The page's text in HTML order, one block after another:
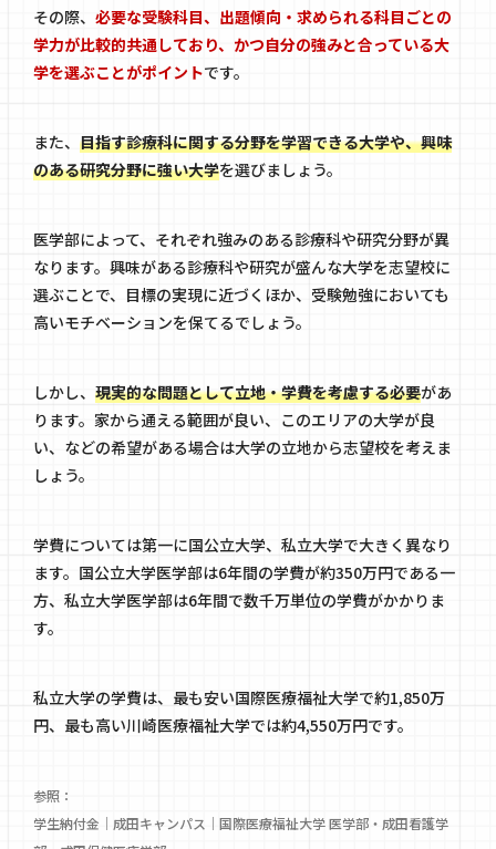
その際、 必要な受験科目、出題傾向・求められる科目ごとの
学力が比較的共通しており、かつ自分の強みと合っている大
学を選ぶことがポイントです。
また、 目指す診療科に関する分野を学習できる大学や、興味
のある研究分野に強い大学を選びましょう。
医学部によって、それぞれ強みのある診療科や研究分野が異
なります。興味がある診療科や研究が盛んな大学を志望校に
選ぶことで、目標の実現に近づくほか、受験勉強においても
高いモチベーションを保てるでしょう。
しかし、 現実的な問題として立地・学費を考慮する必要があ
ります。家から通える範囲が良い、このエリアの大学が良
い、などの希望がある場合は大学の立地から志望校を考えま
しょう。
学費については第一に国公立大学、私立大学で大きく異なり
ます。国公立大学医学部は6年間の学費が約350万円である一
方、私立大学医学部は6年間で数千万単位の学費がかかりま
す。
私立大学の学費は、最も安い国際医療福祉大学で約1,850万
円、最も高い川崎医療福祉大学では約4,550万円です。
参照：
学生納付金｜成田キャンパス｜国際医療福祉大学 医学部・成田看護学